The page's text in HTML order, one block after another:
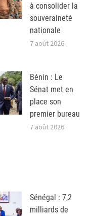
à consolider la
souveraineté
nationale
7 août 2026
Bénin : Le
Sénat met en
place son
premier bureau
7 août 2026
Sénégal : 7,2
milliards de